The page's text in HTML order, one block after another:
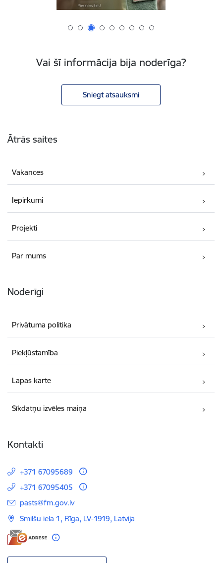
Vai šī informācija bija noderīga?
Sniegt atsauksmi
Ātrās saites
Vakances
Iepirkumi
Projekti
Par mums
Noderīgi
Privātuma politika
Piekļūstamība
Lapas karte
Sīkdatņu izvēles maiņa
Kontakti
+371 67095689
+371 67095405
E-pasts:
pasts@fm.gov.lv
Smilšu iela 1, Rīga, LV-1919, Latvija